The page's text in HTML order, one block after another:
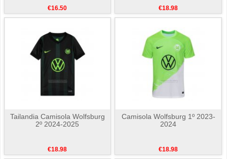
€16.50 €18.98
Tailandia Camisola Wolfsburg
2º 2024-2025
€18.98
Camisola Wolfsburg 1º 2023-
2024
€18.98